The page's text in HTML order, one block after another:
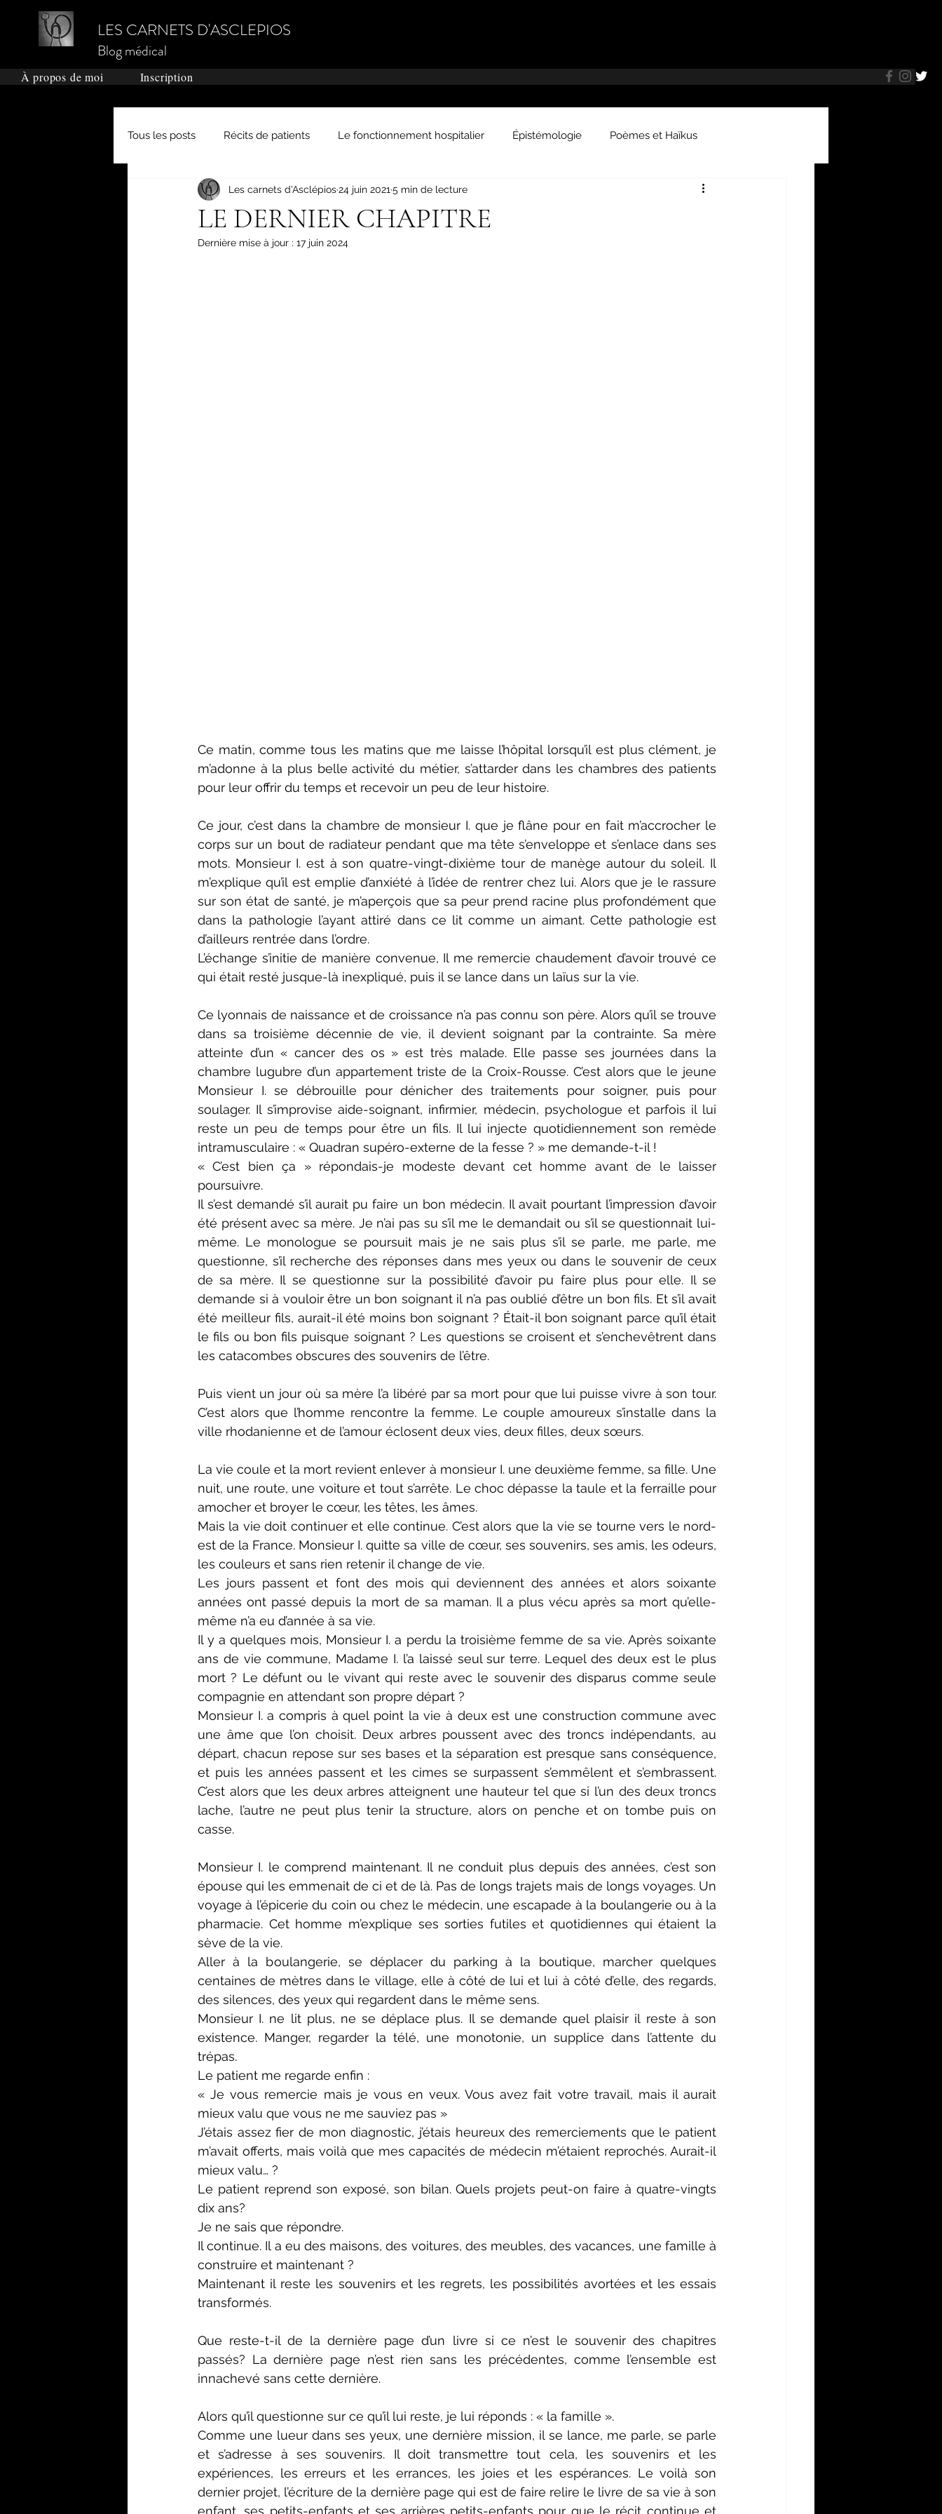
LES CARNETS D'ASCLEPIOS
Blog médical
À propos de moi Inscription
Tous les posts Récits de patients Le fonctionnement hospitalier Épistémologie Poèmes et Haïkus
Grands médecins de l'Histoire L'obscurantisme en médecine
Dictionnaire médical Actualités
LE DERNIER CHAPITRE
Les carnets d'Asclépios24 juin 2021 5 min de lecture
Dernière mise à jour : 17 juin 2024
Ce matin, comme tous les matins que me laisse l’hôpital lorsqu’il est plus clément, je
m’adonne à la plus belle activité du métier, s’attarder dans les chambres des patients
pour leur offrir du temps et recevoir un peu de leur histoire.
Ce jour, c’est dans la chambre de monsieur I. que je flâne pour en fait m’accrocher le
corps sur un bout de radiateur pendant que ma tête s’enveloppe et s’enlace dans ses
mots. Monsieur I. est à son quatre-vingt-dixième tour de manège autour du soleil. Il
m’explique qu’il est emplie d’anxiété à l’idée de rentrer chez lui. Alors que je le rassure
sur son état de santé, je m’aperçois que sa peur prend racine plus profondément que
dans la pathologie l’ayant attiré dans ce lit comme un aimant. Cette pathologie est
d’ailleurs rentrée dans l’ordre.
L’échange s’initie de manière convenue, Il me remercie chaudement d’avoir trouvé ce
qui était resté jusque-là inexpliqué, puis il se lance dans un laïus sur la vie.
Ce lyonnais de naissance et de croissance n’a pas connu son père. Alors qu’il se trouve
dans sa troisième décennie de vie, il devient soignant par la contrainte. Sa mère
atteinte d’un « cancer des os » est très malade. Elle passe ses journées dans la
chambre lugubre d’un appartement triste de la Croix-Rousse. C’est alors que le jeune
Monsieur I. se débrouille pour dénicher des traitements pour soigner, puis pour
soulager. Il s’improvise aide-soignant, infirmier, médecin, psychologue et parfois il lui
reste un peu de temps pour être un fils. Il lui injecte quotidiennement son remède
intramusculaire : « Quadran supéro-externe de la fesse ? » me demande-t-il !
« C’est bien ça » répondais-je modeste devant cet homme avant de le laisser
poursuivre.
Il s’est demandé s’il aurait pu faire un bon médecin. Il avait pourtant l’impression d’avoir
été présent avec sa mère. Je n’ai pas su s’il me le demandait ou s’il se questionnait lui-
même. Le monologue se poursuit mais je ne sais plus s’il se parle, me parle, me
questionne, s’il recherche des réponses dans mes yeux ou dans le souvenir de ceux
de sa mère. Il se questionne sur la possibilité d’avoir pu faire plus pour elle. Il se
demande si à vouloir être un bon soignant il n’a pas oublié d’être un bon fils. Et s’il avait
été meilleur fils, aurait-il été moins bon soignant ? Était-il bon soignant parce qu’il était
le fils ou bon fils puisque soignant ? Les questions se croisent et s’enchevêtrent dans
les catacombes obscures des souvenirs de l’être.
Puis vient un jour où sa mère l’a libéré par sa mort pour que lui puisse vivre à son tour.
C’est alors que l’homme rencontre la femme. Le couple amoureux s’installe dans la
ville rhodanienne et de l’amour éclosent deux vies, deux filles, deux sœurs.
La vie coule et la mort revient enlever à monsieur I. une deuxième femme, sa fille. Une
nuit, une route, une voiture et tout s’arrête. Le choc dépasse la taule et la ferraille pour
amocher et broyer le cœur, les têtes, les âmes.
Mais la vie doit continuer et elle continue. C’est alors que la vie se tourne vers le nord-
est de la France. Monsieur I. quitte sa ville de cœur, ses souvenirs, ses amis, les odeurs,
les couleurs et sans rien retenir il change de vie.
Les jours passent et font des mois qui deviennent des années et alors soixante
années ont passé depuis la mort de sa maman. Il a plus vécu après sa mort qu’elle-
même n’a eu d’année à sa vie.
Il y a quelques mois, Monsieur I. a perdu la troisième femme de sa vie. Après soixante
ans de vie commune, Madame I. l’a laissé seul sur terre. Lequel des deux est le plus
mort ? Le défunt ou le vivant qui reste avec le souvenir des disparus comme seule
compagnie en attendant son propre départ ?
Monsieur I. a compris à quel point la vie à deux est une construction commune avec
une âme que l’on choisit. Deux arbres poussent avec des troncs indépendants, au
départ, chacun repose sur ses bases et la séparation est presque sans conséquence,
et puis les années passent et les cimes se surpassent s’emmêlent et s’embrassent.
C’est alors que les deux arbres atteignent une hauteur tel que si l’un des deux troncs
lache, l’autre ne peut plus tenir la structure, alors on penche et on tombe puis on
casse.
Monsieur I. le comprend maintenant. Il ne conduit plus depuis des années, c’est son
épouse qui les emmenait de ci et de là. Pas de longs trajets mais de longs voyages. Un
voyage à l’épicerie du coin ou chez le médecin, une escapade à la boulangerie ou à la
pharmacie. Cet homme m’explique ses sorties futiles et quotidiennes qui étaient la
sève de la vie.
Aller à la boulangerie, se déplacer du parking à la boutique, marcher quelques
centaines de mètres dans le village, elle à côté de lui et lui à côté d’elle, des regards,
des silences, des yeux qui regardent dans le même sens.
Monsieur I. ne lit plus, ne se déplace plus. Il se demande quel plaisir il reste à son
existence. Manger, regarder la télé, une monotonie, un supplice dans l’attente du
trépas.
Le patient me regarde enfin :
« Je vous remercie mais je vous en veux. Vous avez fait votre travail, mais il aurait
mieux valu que vous ne me sauviez pas »
J’étais assez fier de mon diagnostic, j’étais heureux des remerciements que le patient
m’avait offerts, mais voilà que mes capacités de médecin m’étaient reprochés. Aurait-il
mieux valu… ?
Le patient reprend son exposé, son bilan. Quels projets peut-on faire à quatre-vingts
dix ans?
Je ne sais que répondre.
Il continue. Il a eu des maisons, des voitures, des meubles, des vacances, une famille à
construire et maintenant ?
Maintenant il reste les souvenirs et les regrets, les possibilités avortées et les essais
transformés.
Que reste-t-il de la dernière page d’un livre si ce n’est le souvenir des chapitres
passés? La dernière page n’est rien sans les précédentes, comme l’ensemble est
innachevé sans cette dernière.
Alors qu’il questionne sur ce qu’il lui reste, je lui réponds : « la famille ».
Comme une lueur dans ses yeux, une dernière mission, il se lance, me parle, se parle
et s’adresse à ses souvenirs. Il doit transmettre tout cela, les souvenirs et les
expériences, les erreurs et les errances, les joies et les espérances. Le voilà son
dernier projet, l’écriture de la dernière page qui est de faire relire le livre de sa vie à son
enfant, ses petits-enfants et ses arrières petits-enfants pour que le récit continue et